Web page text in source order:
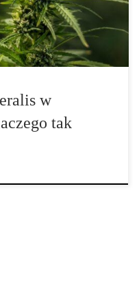
historia
w
tak